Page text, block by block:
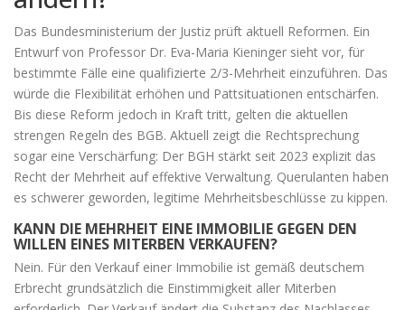
Das Bundesministerium der Justiz prüft aktuell Reformen. Ein
Entwurf von Professor Dr. Eva-Maria Kieninger sieht vor, für
bestimmte Fälle eine qualifizierte 2/3-Mehrheit einzuführen. Das
würde die Flexibilität erhöhen und Pattsituationen entschärfen.
Bis diese Reform jedoch in Kraft tritt, gelten die aktuellen
strengen Regeln des BGB. Aktuell zeigt die Rechtsprechung
sogar eine Verschärfung: Der BGH stärkt seit 2023 explizit das
Recht der Mehrheit auf effektive Verwaltung. Querulanten haben
es schwerer geworden, legitime Mehrheitsbeschlüsse zu kippen.
KANN DIE MEHRHEIT EINE IMMOBILIE GEGEN DEN
WILLEN EINES MITERBEN VERKAUFEN?
Nein. Für den Verkauf einer Immobilie ist gemäß deutschem
Erbrecht grundsätzlich die Einstimmigkeit aller Miterben